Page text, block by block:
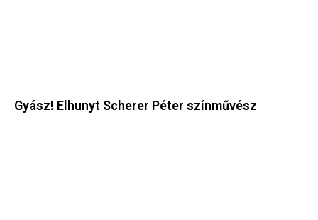
Gyász! Elhunyt Scherer Péter színművész